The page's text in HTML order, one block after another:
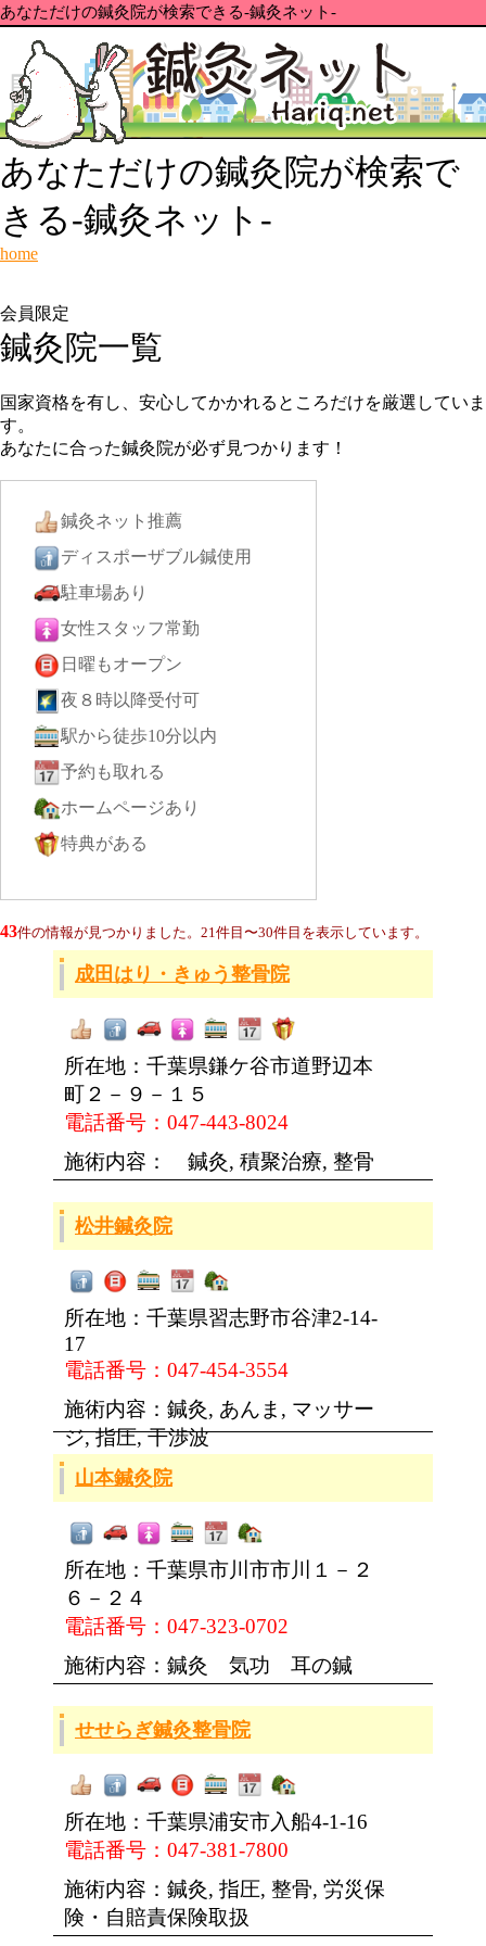
あなただけの鍼灸院が検索できる-鍼灸ネット-
あなただけの鍼灸院が検索で
きる-鍼灸ネット-
home
会員限定
鍼灸院一覧
国家資格を有し、安心してかかれるところだけを厳選していま
す。
あなたに合った鍼灸院が必ず見つかります！
鍼灸ネット推薦
ディスポーザブル鍼使用
駐車場あり
女性スタッフ常勤
日曜もオープン
夜８時以降受付可
駅から徒歩10分以内
予約も取れる
ホームページあり
特典がある
43件の情報が見つかりました。21件目〜30件目を表示しています。
成田はり・きゅう整骨院
所在地：千葉県鎌ケ谷市道野辺本
町２－９－１５
電話番号：047-443-8024
施術内容： 鍼灸, 積聚治療, 整骨
松井鍼灸院
所在地：千葉県習志野市谷津2-14-
17
電話番号：047-454-3554
施術内容：鍼灸, あんま, マッサー
ジ, 指圧, 干渉波
山本鍼灸院
所在地：千葉県市川市市川１－２
６－２４
電話番号：047-323-0702
施術内容：鍼灸 気功 耳の鍼
せせらぎ鍼灸整骨院
所在地：千葉県浦安市入船4-1-16
電話番号：047-381-7800
施術内容：鍼灸, 指圧, 整骨, 労災保
険・自賠責保険取扱